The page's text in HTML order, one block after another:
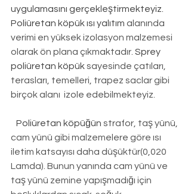
uygulamasını gerçekleştirmekteyiz.
Poliüretan köpük ısı yalıtım alanında
verimi en yüksek izolasyon malzemesi
olarak ön plana çıkmaktadır. Sprey
poliüretan köpük sayesinde çatıları,
terasları, temelleri, trapez saclar gibi
birçok alanı  izole edebilmekteyiz.
Poliüretan köpüğün strafor, taş yünü,
cam yünü gibi malzemelere göre ısı
iletim katsayısı daha düşüktür(0,020
Lamda). Bunun yanında cam yünü ve
taş yünü zemine yapışmadığı için